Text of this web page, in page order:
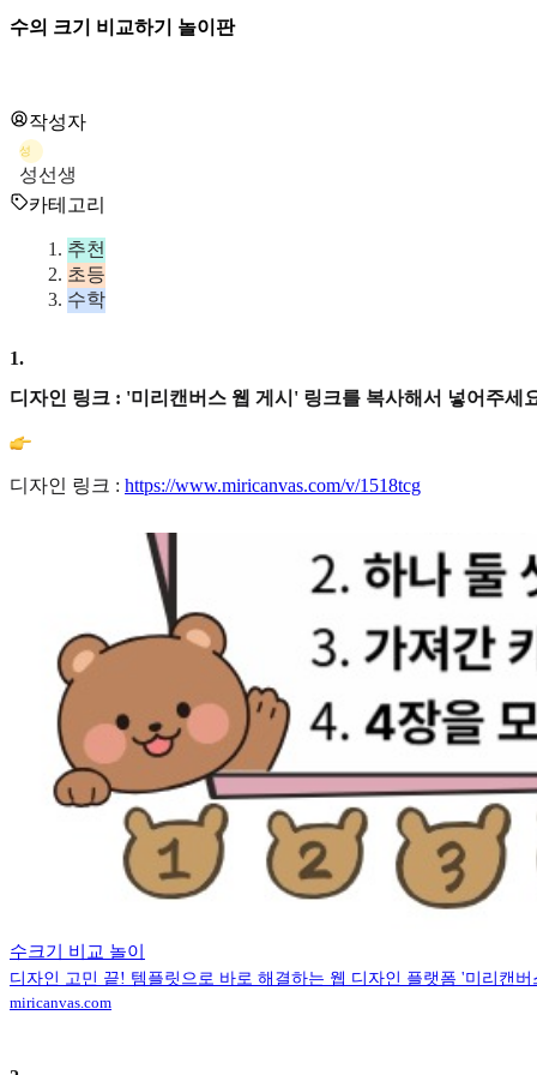
수의 크기 비교하기 놀이판
작성자
성
성선생
카테고리
추천
초등
수학
1.
디자인 링크 : '미리캔버스 웹 게시' 링크를 복사해서 넣어주세
디자인 링크 : https://www.miricanvas.com/v/1518tcg
수크기 비교 놀이
디자인 고민 끝! 템플릿으로 바로 해결하는 웹 디자인 플랫폼 '미리캔버
miricanvas.com